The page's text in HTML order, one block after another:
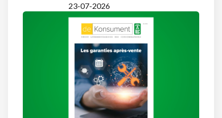
23-07-2026